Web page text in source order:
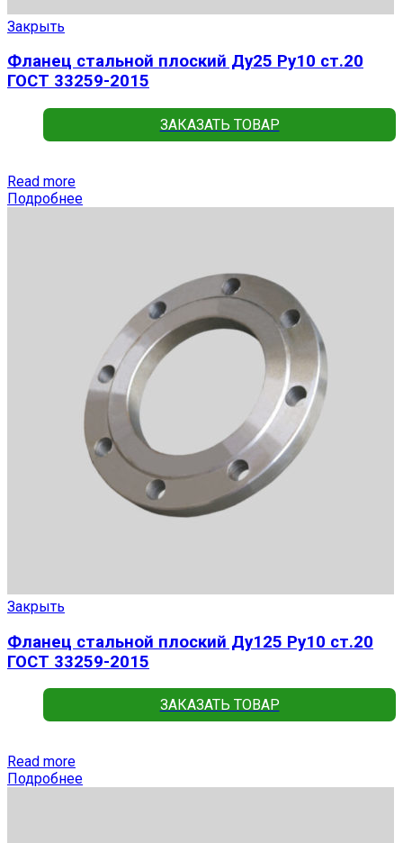
Закрыть
Фланец стальной плоский Ду25 Ру10 ст.20
ГОСТ 33259-2015
ЗАКАЗАТЬ ТОВАР
Read more
Подробнее
Закрыть
Фланец стальной плоский Ду125 Ру10 ст.20
ГОСТ 33259-2015
ЗАКАЗАТЬ ТОВАР
Read more
Подробнее